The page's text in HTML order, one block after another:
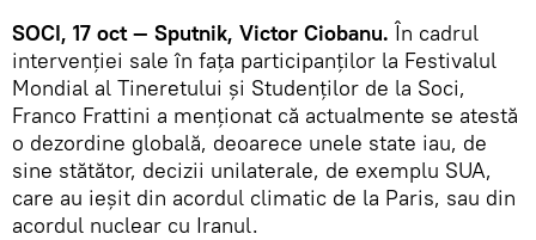
SOCI, 17 oct — Sputnik, Victor Ciobanu. În cadrul
intervenției sale în fața participanților la Festivalul
Mondial al Tineretului și Studenților de la Soci,
Franco Frattini a menționat că actualmente se atestă
o dezordine globală, deoarece unele state iau, de
sine stătător, decizii unilaterale, de exemplu SUA,
care au ieșit din acordul climatic de la Paris, sau din
acordul nuclear cu Iranul.